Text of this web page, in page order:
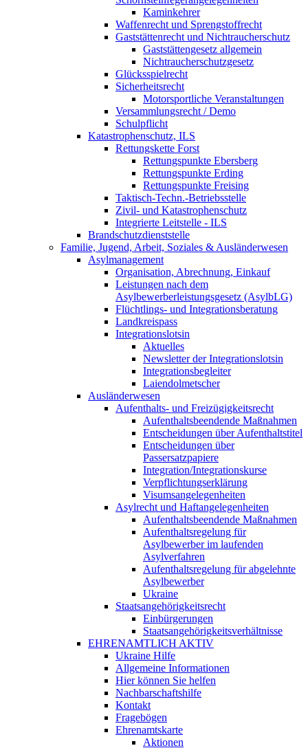
Kaminkehrer
Waffenrecht und Sprengstoffrecht
Gaststättenrecht und Nichtraucherschutz
Gaststättengesetz allgemein
Nichtraucherschutzgesetz
Glücksspielrecht
Sicherheitsrecht
Motorsportliche Veranstaltungen
Versammlungsrecht / Demo
Schulpflicht
Katastrophenschutz, ILS
Rettungskette Forst
Rettungspunkte Ebersberg
Rettungspunkte Erding
Rettungspunkte Freising
Taktisch-Techn.-Betriebsstelle
Zivil- und Katastrophenschutz
Integrierte Leitstelle - ILS
Brandschutzdienststelle
Familie, Jugend, Arbeit, Soziales & Ausländerwesen
Asylmanagement
Organisation, Abrechnung, Einkauf
Leistungen nach dem
Asylbewerberleistungsgesetz (AsylbLG)
Flüchtlings- und Integrationsberatung
Landkreispass
Integrationslotsin
Aktuelles
Newsletter der Integrationslotsin
Integrationsbegleiter
Laiendolmetscher
Ausländerwesen
Aufenthalts- und Freizügigkeitsrecht
Aufenthaltsbeendende Maßnahmen
Entscheidungen über Aufenthaltstitel
Entscheidungen über
Passersatzpapiere
Integration/Integrationskurse
Verpflichtungserklärung
Visumsangelegenheiten
Asylrecht und Haftangelegenheiten
Aufenthaltsbeendende Maßnahmen
Aufenthaltsregelung für
Asylbewerber im laufenden
Asylverfahren
Aufenthaltsregelung für abgelehnte
Asylbewerber
Ukraine
Staatsangehörigkeitsrecht
Einbürgerungen
Staatsangehörigkeitsverhältnisse
EHRENAMTLICH AKTIV
Ukraine Hilfe
Allgemeine Informationen
Hier können Sie helfen
Nachbarschaftshilfe
Kontakt
Fragebögen
Ehrenamtskarte
Aktionen